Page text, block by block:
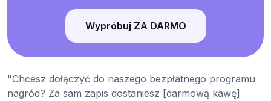
Wypróbuj ZA DARMO
"Chcesz dołączyć do naszego bezpłatnego programu
nagród? Za sam zapis dostaniesz [darmową kawę]